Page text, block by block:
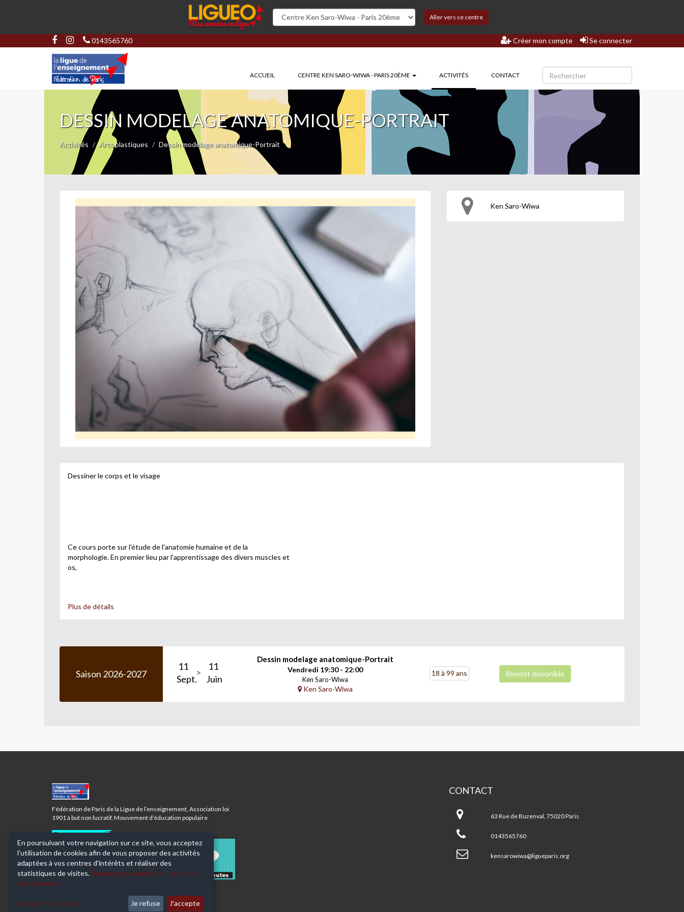
Aller vers ce centre
0143565760 Créer mon compte Se connecter
ACCUEIL CENTRE KEN SARO-WIWA - PARIS 20ÈME ACTIVITÉS(CURRENT)CONTACT
DESSIN MODELAGE ANATOMIQUE-PORTRAIT
Activités Arts plastiques Dessin modelage anatomique-Portrait
Ken Saro-Wiwa
Dessiner le corps et le visage
Ce cours porte sur l'étude de l'anatomie humaine et de la
morphologie. En premier lieu par l'apprentissage des divers muscles et
os,
par des séances de modèle vivant et l'étude du dessin de
Plus de détails
Saison 2026-2027
11
Sept.
11
Juin
Dessin modelage anatomique-Portrait
Vendredi 19:30 - 22:00
Ken Saro-Wiwa
Ken Saro-Wiwa
18 à 99 ans Bientôt disponible
CENTRE
KEN
SARO-
WIWA
PARIS
20ÈME
Fédération de Paris de la Ligue de l’enseignement, Association loi
1901 à but non lucratif, Mouvement d’éducation populaire
Donnez votre avis
CONTACT
Ken
Saro-
Wiwa
20ème
63 Rue de Buzenval, 75020 Paris
0143565760
kensarowiwa@ligueparis.org
En poursuivant votre navigation sur ce site, vous acceptez
l'utilisation de cookies afin de vous proposer des activités
adaptées à vos centres d'intérêts et réaliser des
statistiques de visites. Règlement Général de Protection
des Données
Laissez-moi choisir Je refuse J'accepte